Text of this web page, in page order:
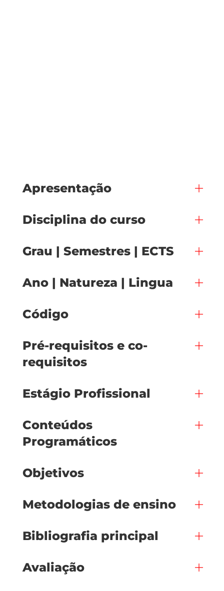
Apresentação
Disciplina do curso
Grau | Semestres | ECTS
Ano | Natureza | Lingua
Código
Pré-requisitos e co-
requisitos
Estágio Profissional
Conteúdos
Programáticos
Objetivos
Metodologias de ensino
Bibliografia principal
Avaliação